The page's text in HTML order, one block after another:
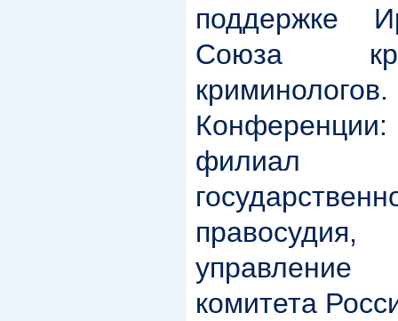
поддержке
Союза
Конференции:
филиал
комитета